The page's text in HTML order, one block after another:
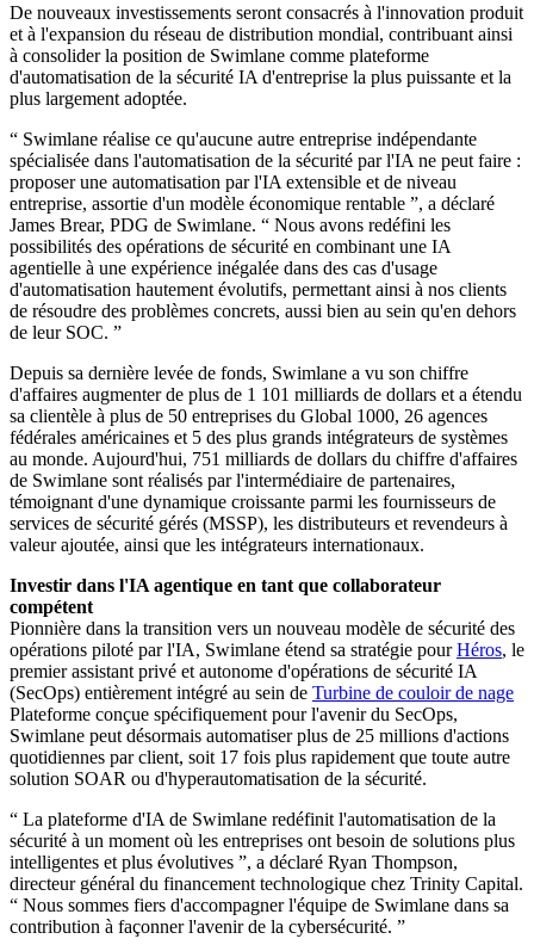
De nouveaux investissements seront consacrés à l'innovation produit
et à l'expansion du réseau de distribution mondial, contribuant ainsi
à consolider la position de Swimlane comme plateforme
d'automatisation de la sécurité IA d'entreprise la plus puissante et la
plus largement adoptée.
“ Swimlane réalise ce qu'aucune autre entreprise indépendante
spécialisée dans l'automatisation de la sécurité par l'IA ne peut faire :
proposer une automatisation par l'IA extensible et de niveau
entreprise, assortie d'un modèle économique rentable ”, a déclaré
James Brear, PDG de Swimlane. “ Nous avons redéfini les
possibilités des opérations de sécurité en combinant une IA
agentielle à une expérience inégalée dans des cas d'usage
d'automatisation hautement évolutifs, permettant ainsi à nos clients
de résoudre des problèmes concrets, aussi bien au sein qu'en dehors
de leur SOC. ”
Depuis sa dernière levée de fonds, Swimlane a vu son chiffre
d'affaires augmenter de plus de 1 101 milliards de dollars et a étendu
sa clientèle à plus de 50 entreprises du Global 1000, 26 agences
fédérales américaines et 5 des plus grands intégrateurs de systèmes
au monde. Aujourd'hui, 751 milliards de dollars du chiffre d'affaires
de Swimlane sont réalisés par l'intermédiaire de partenaires,
témoignant d'une dynamique croissante parmi les fournisseurs de
services de sécurité gérés (MSSP), les distributeurs et revendeurs à
valeur ajoutée, ainsi que les intégrateurs internationaux.
Investir dans l'IA agentique en tant que collaborateur
compétent
Pionnière dans la transition vers un nouveau modèle de sécurité des
opérations piloté par l'IA, Swimlane étend sa stratégie pourHéros, le
premier assistant privé et autonome d'opérations de sécurité IA
(SecOps) entièrement intégré au sein de Turbine de couloir de nage
Plateforme conçue spécifiquement pour l'avenir du SecOps,
Swimlane peut désormais automatiser plus de 25 millions d'actions
quotidiennes par client, soit 17 fois plus rapidement que toute autre
solution SOAR ou d'hyperautomatisation de la sécurité.
“ La plateforme d'IA de Swimlane redéfinit l'automatisation de la
sécurité à un moment où les entreprises ont besoin de solutions plus
intelligentes et plus évolutives ”, a déclaré Ryan Thompson,
directeur général du financement technologique chez Trinity Capital.
“ Nous sommes fiers d'accompagner l'équipe de Swimlane dans sa
contribution à façonner l'avenir de la cybersécurité. ”